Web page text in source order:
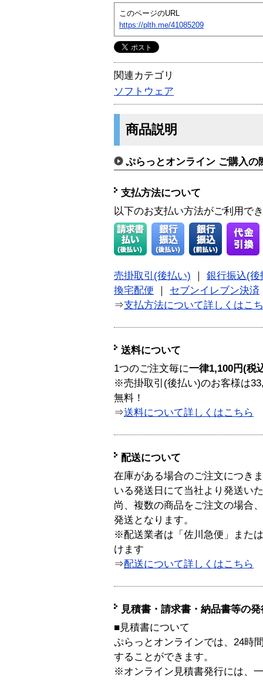
このページのURL
https://plth.me/41085209
関連カテゴリ
ソフトウェア
商品説明
ぷらっとオンライン ご購入の
支払方法について
以下のお支払い方法がご利用で
売掛取引(後払い)
銀行振込(後
換宅配便
セブンイレブン決済
⇒支払方法について詳しくはこ
送料について
1つのご注文毎に一律1,100円(税
※売掛取引(後払い)のお客様は
無料！
⇒送料について詳しくはこちら
配送について
在庫がある場合のご注文につき
いる発送日にて当社より発送い
尚、複数の商品をご注文の場合
発送となります。
※配送業者は「佐川急便」また
けます
⇒配送について詳しくはこちら
見積書・請求書・納品書等の
■見積書について
ぷらっとオンラインでは、24時
することができます。
※オンライン見積書発行には、